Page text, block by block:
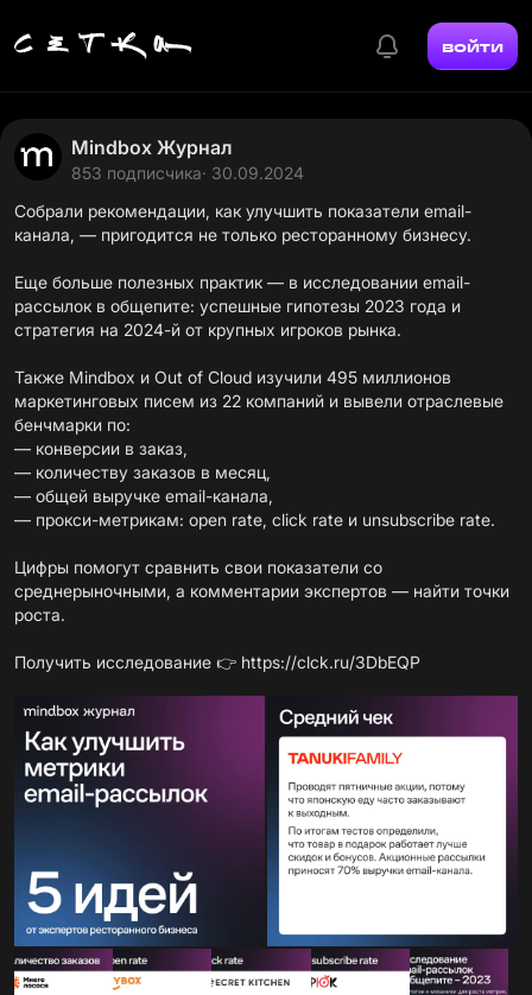
войти
Mindbox Журнал
853 подписчика· 30.09.2024
Собрали рекомендации, как улучшить показатели email-
канала, — пригодится не только ресторанному бизнесу.
Еще больше полезных практик — в исследовании email-
рассылок в общепите: успешные гипотезы 2023 года и
стратегия на 2024-й от крупных игроков рынка.
Также Mindbox и Out of Cloud изучили 495 миллионов
маркетинговых писем из 22 компаний и вывели отраслевые
бенчмарки по:
— конверсии в заказ,
— количеству заказов в месяц,
— общей выручке email-канала,
— прокси-метрикам: open rate, click rate и unsubscribe rate.
Цифры помогут сравнить свои показатели со
среднерыночными, а комментарии экспертов — найти точки
роста.
Получить исследование 👉 https://clck.ru/3DbEQP